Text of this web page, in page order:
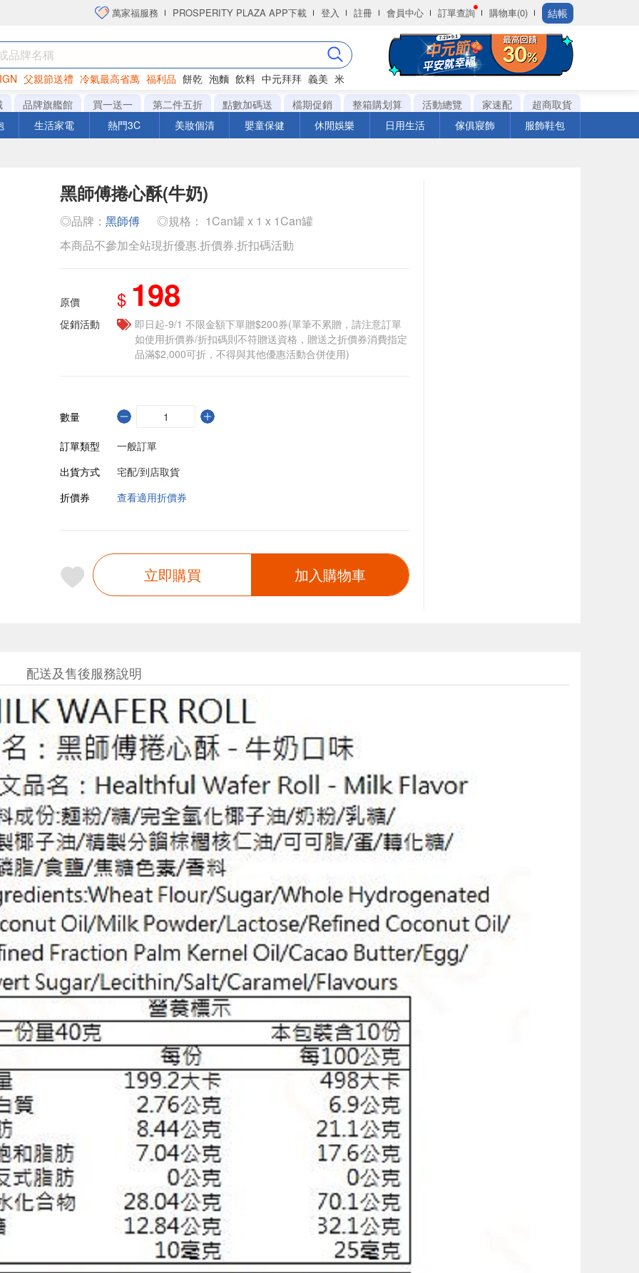
萬家福服務 PROSPERITY PLAZA APP下載 登入 註冊 會員中心 訂單查詢 購物車(0) 結帳
父親節送禮 冷氣最高省萬 福利品 餅乾 泡麵 飲料 中元拜拜 義美 米
洋芋片
品牌旗艦館 買一送一 第二件五折 點數加碼送 檔期促銷 整箱購划算 活動總覽 家速配
超商取貨
生活家電 熱門3C 美妝個清 嬰童保健 休閒娛樂 日用生活 傢俱寢飾 服飾鞋包
黑師傅捲心酥(牛奶)
◎品牌： 黑師傅
◎規格： 1Can罐 x 1 x 1Can罐
本商品不參加全站現折優惠.折價券.折扣碼活動
原價 $ 198
促銷活動
即日起-9/1 不限金額下單贈$200券(單筆不累贈，請注意訂單
如使用折價券/折扣碼則不符贈送資格，贈送之折價券消費指定
品滿$2,000可折，不得與其他優惠活動合併使用)
數量
訂單類型
一般訂單
出貨方式
宅配/到店取貨
折價券
查看適用折價券
立即購買 加入購物車
配送及售後服務說明